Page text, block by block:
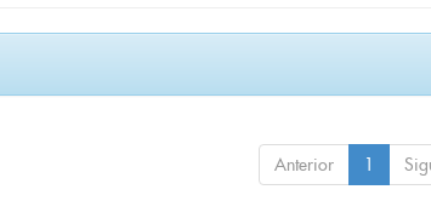
Anterior 1